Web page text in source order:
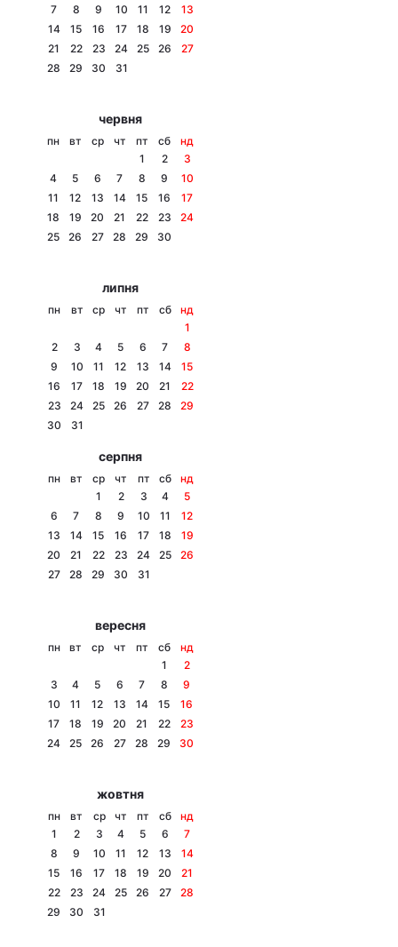
Спорт
Техно і зв'язок
Цікавинки
Екологія
Інтерв'ю
Архів
Контакти
Тема оформлення
7
8 9 10 11 12
13
14
15 16 17 18 19
20
21
22 23 24 25 26
27
28
29 30 31
червня
пн вт ср чт пт сб
нд
1
2
3
4
5 6 7 8 9
10
11
12 13 14 15 16
17
18
19 20 21 22 23
24
25
26 27 28 29 30
липня
пн вт ср чт пт сб
нд
1
2
3 4 5 6 7
8
9
10 11 12 13 14
15
16
17 18 19 20 21
22
23
24 25 26 27 28
29
30
31
серпня
пн вт ср чт пт сб
нд
1
2 3 4
5
6
7 8 9 10 11
12
13
14 15 16 17 18
19
20
21 22 23 24 25
26
27
28 29 30 31
вересня
пн вт ср чт пт сб
нд
1
2
3
4 5 6 7 8
9
10
11 12 13 14 15
16
17
18 19 20 21 22
23
24
25 26 27 28 29 30
жовтня
пн вт ср чт пт сб
нд
1
2 3 4 5 6
7
8
9 10 11 12 13
14
15
16 17 18 19 20
21
22
23 24 25 26 27
28
29
30 31